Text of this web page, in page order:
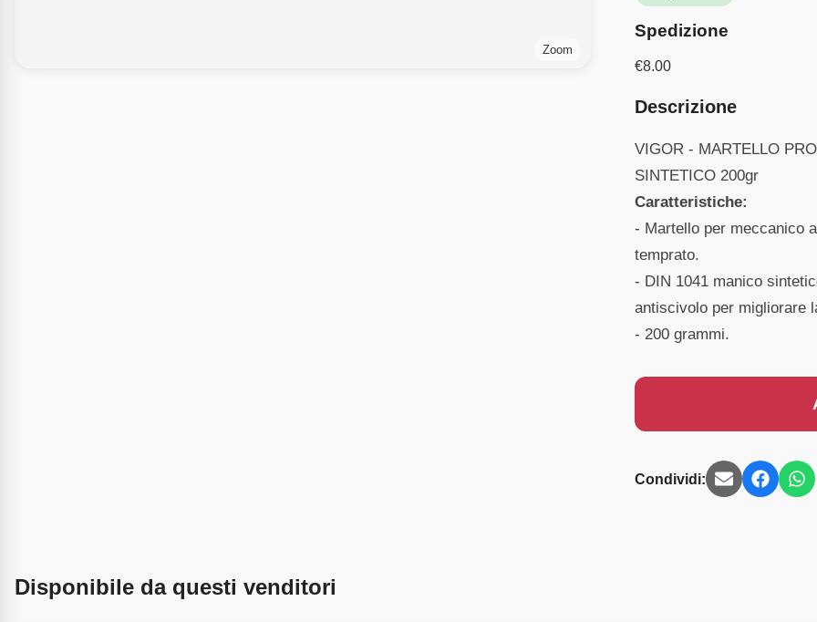
Zoom
Spedizione
€8.00
Descrizione
VIGOR - MARTELLO
SINTETICO 200gr
Caratteristiche:
- Martello per meccanico
temprato.
- DIN 1041 manico
antiscivolo per migliorare
- 200 grammi.
Condividi:
Disponibile da questi venditori